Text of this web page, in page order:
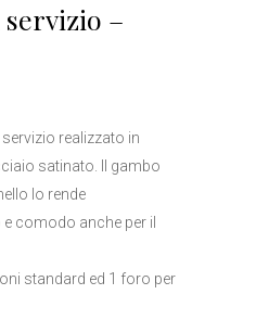
–
realizzato in
satinato. Il gambo
lo rende
comodo anche per il
standard ed 1 foro per